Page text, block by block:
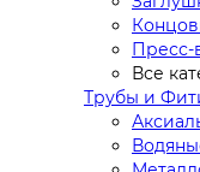
Пресс-
Все
Трубы и